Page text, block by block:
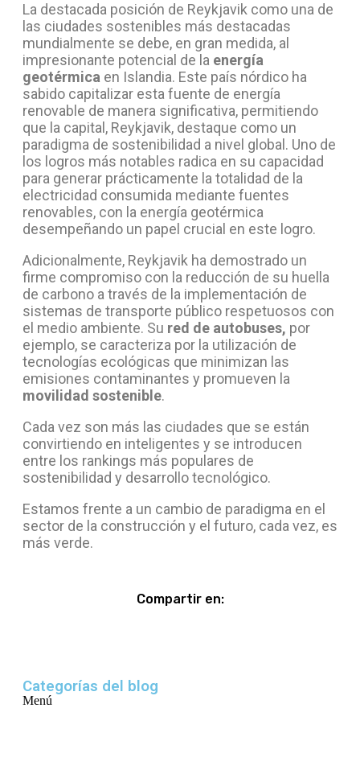
La destacada posición de Reykjavik como una de
las ciudades sostenibles más destacadas
mundialmente se debe, en gran medida, al
impresionante potencial de la energía
geotérmica en Islandia. Este país nórdico ha
sabido capitalizar esta fuente de energía
renovable de manera significativa, permitiendo
que la capital, Reykjavik, destaque como un
paradigma de sostenibilidad a nivel global. Uno de
los logros más notables radica en su capacidad
para generar prácticamente la totalidad de la
electricidad consumida mediante fuentes
renovables, con la energía geotérmica
desempeñando un papel crucial en este logro.
Adicionalmente, Reykjavik ha demostrado un
firme compromiso con la reducción de su huella
de carbono a través de la implementación de
sistemas de transporte público respetuosos con
el medio ambiente. Su red de autobuses, por
ejemplo, se caracteriza por la utilización de
tecnologías ecológicas que minimizan las
emisiones contaminantes y promueven la
movilidad sostenible.
Cada vez son más las ciudades que se están
convirtiendo en inteligentes y se introducen
entre los rankings más populares de
sostenibilidad y desarrollo tecnológico.
Estamos frente a un cambio de paradigma en el
sector de la construcción y el futuro, cada vez, es
más verde.
Compartir en:
Categorías del blog
Menú